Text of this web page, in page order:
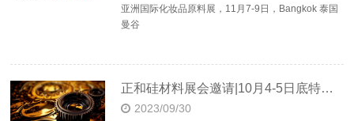
亚洲国际化妆品原料展，11月7-9日，Bangkok 泰国
曼谷
正和硅材料展会邀请|10月4-5日底特律silicone expo
2023/09/30